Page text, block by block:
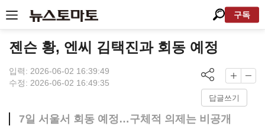
구독
젠슨 황, 엔씨 김택진과 회동 예정
입력: 2026-06-02 16:39:49
수정: 2026-06-02 16:49:35
답글쓰기
7일 서울서 회동 예정…구체적 의제는 비공개